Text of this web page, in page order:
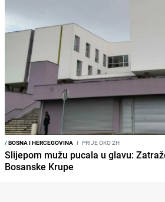
/BOSNA I HERCEGOVINA I PRIJE OKO 2H
Slijepom mužu pucala u glavu:
Bosanske Krupe